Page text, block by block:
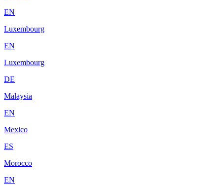
EN
Luxembourg
EN
Luxembourg
DE
Malaysia
EN
Mexico
ES
Morocco
EN